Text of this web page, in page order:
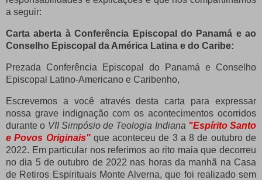
a seguir:
Carta aberta à Conferência Episcopal do Panamá e ao
Conselho Episcopal da América Latina e do Caribe:
Prezada Conferência Episcopal do Panamá e Conselho
Episcopal Latino-Americano e Caribenho,
Escrevemos a você através desta carta para expressar
nossa grave indignação com os acontecimentos ocorridos
durante o VII Simpósio de Teologia Indiana "Espírito Santo
e Povos Originais" que aconteceu de 3 a 8 de outubro de
2022. Em particular nos referimos ao rito maia que decorreu
no dia 5 de outubro de 2022 nas horas da manhã na Casa
de Retiros Espirituais Monte Alverna, que foi realizado sem